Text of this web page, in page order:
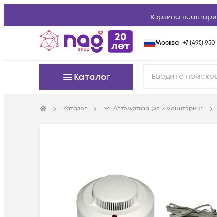
Корзина
Москва +7 (495) 950-
Каталог
Каталог Автоматизация и мониторинг